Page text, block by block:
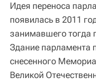
Идея переноса
появилась в 2011
занимавшего тогда
Здание парламента
снесенного
Великой